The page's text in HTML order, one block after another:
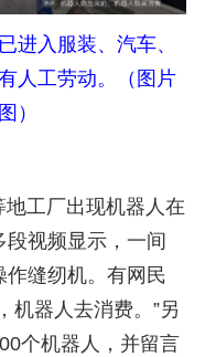
进入服装、汽车、
人工劳动。（ 图片
）
工厂出现机器人在
视频显示，一间
缝纫机。有网民
机器人去消费。”另
个机器人，并留言